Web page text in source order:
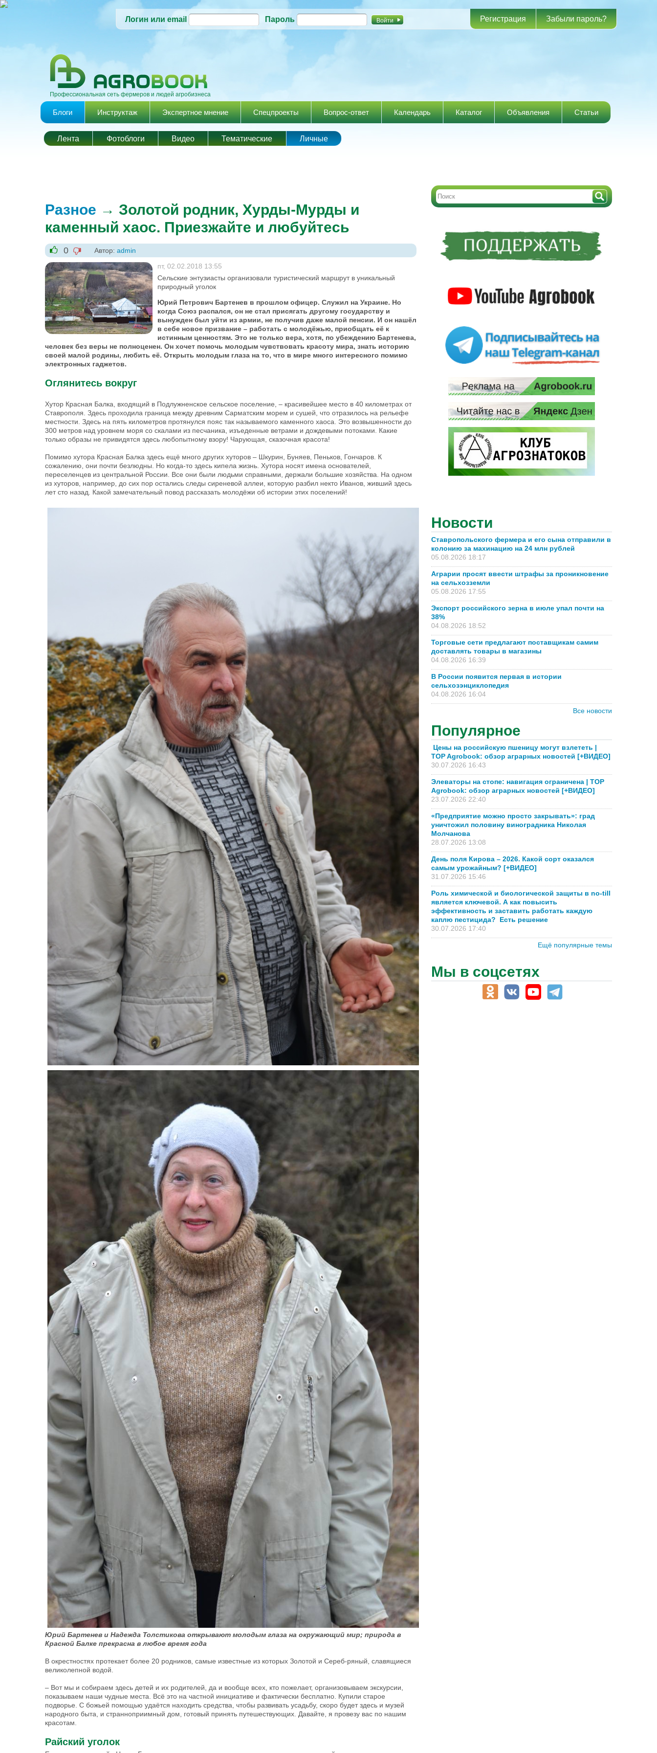
Перейти к
содержанию
Логин или email Пароль Регистрация Забыли пароль?
Профессиональная сеть фермеров и людей агробизнеса
Главное меню
Блоги Инструктаж Экспертное мнение Спецпроекты Вопрос-ответ Календарь Каталог Объявления Статьи
Лента Фотоблоги Видео Тематические Личные
Разное → Золотой родник, Хурды-Мурды и
каменный хаос. Приезжайте и любуйтесь
+1
0
-1
Автор: admin
пт, 02.02.2018 13:55
Сельские энтузиасты организовали туристический маршрут в уникальный
природный уголок
Юрий Петрович Бартенев в прошлом офицер. Служил на Украине. Но
когда Союз распался, он не стал присягать другому государству и
вынужден был уйти из армии, не получив даже малой пенсии. И он нашёл
в себе новое призвание – работать с молодёжью, приобщать её к
истинным ценностям. Это не только вера, хотя, по убеждению Бартенева,
человек без веры не полноценен. Он хочет помочь молодым чувствовать красоту мира, знать историю
своей малой родины, любить её. Открыть молодым глаза на то, что в мире много интересного помимо
электронных гаджетов.
Оглянитесь вокруг
Хутор Красная Балка, входящий в Подлужненское сельское поселение, – красивейшее место в 40 километрах от
Ставрополя. Здесь проходила граница между древним Сарматским морем и сушей, что отразилось на рельефе
местности. Здесь на пять километров протянулся пояс так называемого каменного хаоса. Это возвышенности до
300 метров над уровнем моря со скалами из песчаника, изъеденные ветрами и дождевыми потоками. Какие
только образы не привидятся здесь любопытному взору! Чарующая, сказочная красота!
Помимо хутора Красная Балка здесь ещё много других хуторов – Шкурин, Буняев, Пеньков, Гончаров. К
сожалению, они почти безлюдны. Но когда-то здесь кипела жизнь. Хутора носят имена основателей,
переселенцев из центральной России. Все они были людьми справными, держали большие хозяйства. На одном
из хуторов, например, до сих пор остались следы сиреневой аллеи, которую разбил некто Иванов, живший здесь
лет сто назад. Какой замечательный повод рассказать молодёжи об истории этих поселений!
Юрий Бартенев и Надежда Толстикова открывают молодым глаза на окружаю­щий мир; природа в
Красной Балке прекрасна в любое время года
В окрестностях протекает более 20 родников, самые известные из которых Золотой и Сереб-ряный, славящиеся
великолепной водой.
– Вот мы и собираем здесь детей и их родителей, да и вообще всех, кто пожелает, организовываем экскурсии,
показываем наши чудные места. Всё это на частной инициативе и фактически бесплатно. Купили старое
подворье. С божьей помощью удаётся находить средства, чтобы развивать усадьбу, скоро будет здесь и музей
народного быта, и странноприимный дом, готовый принять путешествующих. Давайте, я провезу вас по нашим
красотам.
Райский уголок
Новости
Ставропольского фермера и его сына отправили в
колонию за махинацию на 24 млн рублей
05.08.2026 18:17
Аграрии просят ввести штрафы за проникновение
на сельхозземли
05.08.2026 17:55
Экспорт российского зерна в июле упал почти на
38%
04.08.2026 18:52
Торговые сети предлагают поставщикам самим
доставлять товары в магазины
04.08.2026 16:39
В России появится первая в истории
сельхозэнциклопедия
04.08.2026 16:04
Все новости
Популярное
Цены на российскую пшеницу могут взлететь |
TOP Agrobook: обзор аграрных новостей [+ВИДЕО]
30.07.2026 16:43
Элеваторы на стопе: навигация ограничена | TOP
Agrobook: обзор аграрных новостей [+ВИДЕО]
23.07.2026 22:40
«Предприятие можно просто закрывать»: град
уничтожил половину виноградника Николая
Молчанова
28.07.2026 13:08
День поля Кирова – 2026. Какой сорт оказался
самым урожайным? [+ВИДЕО]
31.07.2026 15:46
Роль химической и биологической защиты в no-till
является ключевой. А как повысить
эффективность и заставить работать каждую
каплю пестицида? Есть решение
30.07.2026 17:40
Ещё популярные темы
Мы в соцсетях